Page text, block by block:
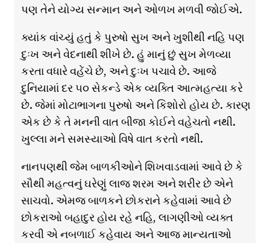
પણ તેને યોગ્ય સન્માન અને ઓળખ મળવી જોઈએ.
ક્યાંક વાંચ્યું હતું કે પુરુષો સુખ અને ખુશીથી નહિ પણ
દુઃખ અને વેદનાથી શીખે છે. હું માનું છું સુખ મેળવ્યા
કરતા વધારે વહેંચે છે, અને દુઃખ પચાવે છે. આજે
દુનિયામાં દર ૫૦ સેકન્ડે એક વ્યક્તિ આત્મહત્યા કરે
છે. જેમાં મોટાભાગના પુરુષો અને કિશોરો હોય છે. કારણ
એક છે કે તે મનની વાત બીજા કોઈને વહેચતો નથી.
ખુલ્લા મને સમસ્યાઓ વિષે વાત કરતો નથી.
નાનપણથી જેમ બાળકીઓને શિખવાડવામાં આવે છે કે
સૌથી મહત્વનું ઘરેણું લાજ શરમ અને શરીર છે એને
સાચવો. એમજ બાળકને છોકરાને કહેવામાં આવે છે
છોકરાઓ બહાદુર હોય રહે નહિ, લાગણીઓ વ્યક્ત
કરવી એ નબળાઈ કહેવાય અને આજ માન્યતાઓ